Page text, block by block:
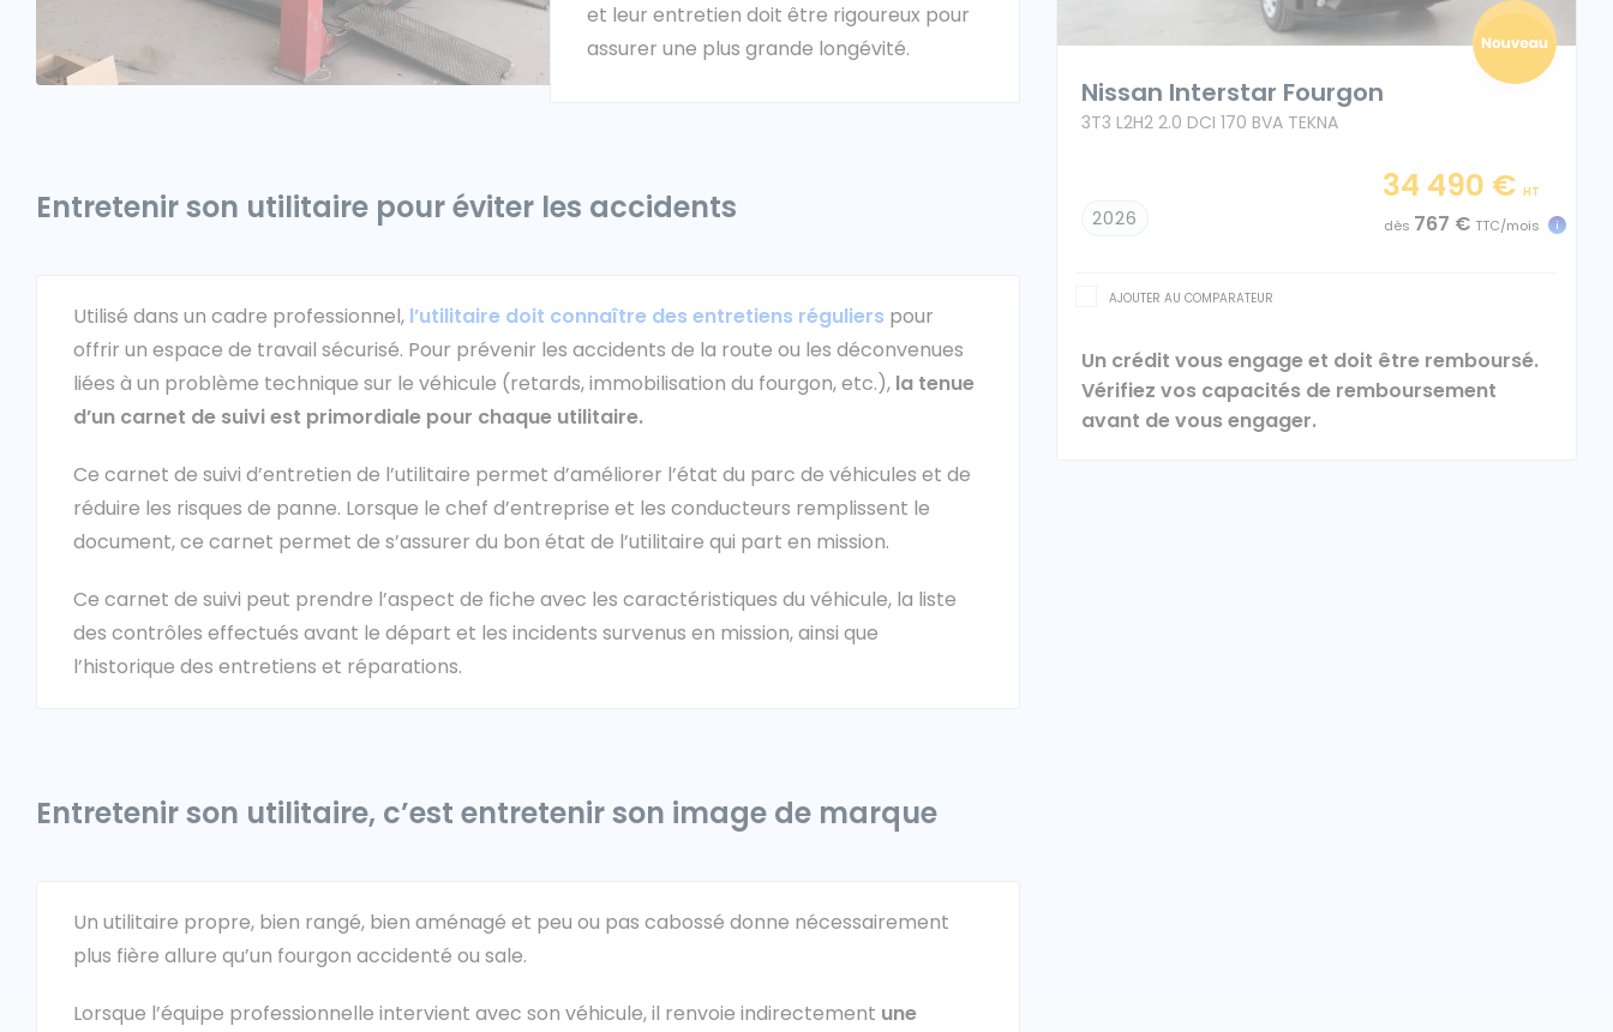
et leur entretien doit être rigoureux pour
assurer une plus grande longévité.
Entretenir son utilitaire pour éviter les accidents
Utilisé dans un cadre professionnel, l’utilitaire doit connaître des entretiens réguliers pour
offrir un espace de travail sécurisé. Pour prévenir les accidents de la route ou les déconvenues
liées à un problème technique sur le véhicule (retards, immobilisation du fourgon, etc.), la tenue
d’un carnet de suivi est primordiale pour chaque utilitaire.
Ce carnet de suivi d’entretien de l’utilitaire permet d’améliorer l’état du parc de véhicules et de
réduire les risques de panne. Lorsque le chef d’entreprise et les conducteurs remplissent le
document, ce carnet permet de s’assurer du bon état de l’utilitaire qui part en mission.
Ce carnet de suivi peut prendre l’aspect de fiche avec les caractéristiques du véhicule, la liste
des contrôles effectués avant le départ et les incidents survenus en mission, ainsi que
l’historique des entretiens et réparations.
Entretenir son utilitaire, c’est entretenir son image de marque
Un utilitaire propre, bien rangé, bien aménagé et peu ou pas cabossé donne nécessairement
plus fière allure qu’un fourgon accidenté ou sale.
Lorsque l’équipe professionnelle intervient avec son véhicule, il renvoie indirectement une
Nissan Interstar Fourgon
3T3 L2H2 2.0 DCI 170 BVA TEKNA
2026
34 490 € HT
dès 767 € TTC/mois
AJOUTER AU COMPARATEUR
Un crédit vous engage et doit être remboursé.
Vérifiez vos capacités de remboursement
avant de vous engager.